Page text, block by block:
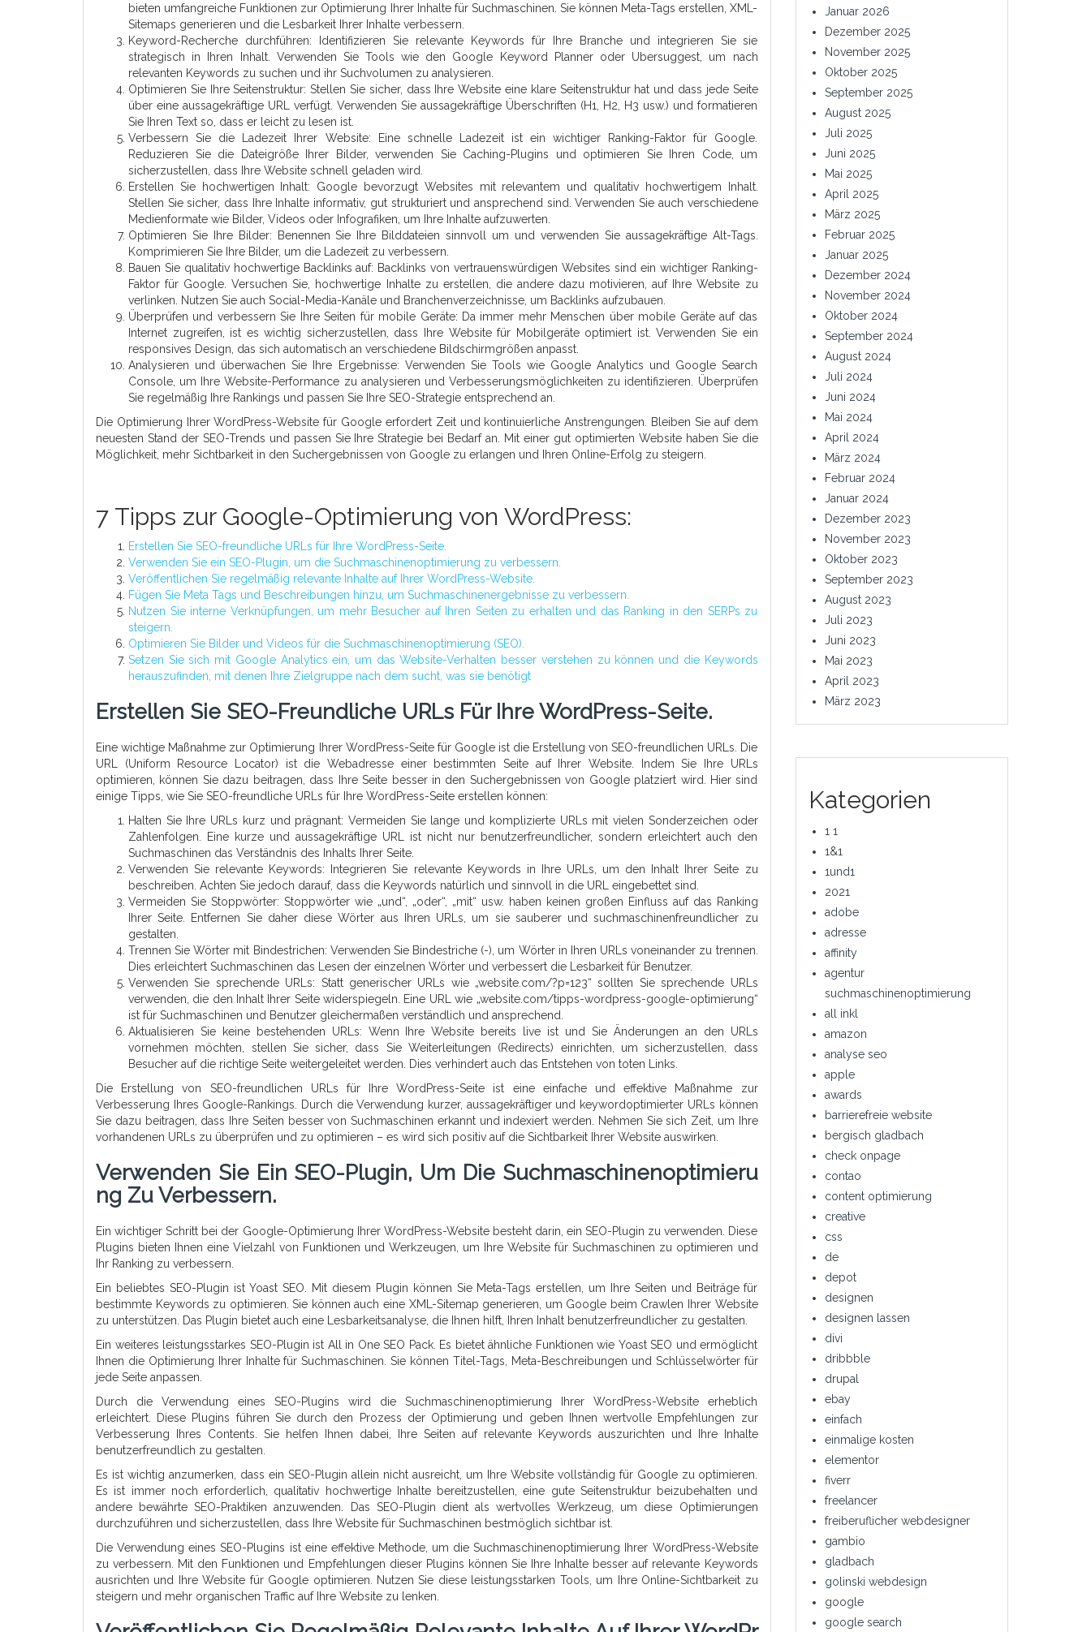
bieten umfangreiche Funktionen zur Optimierung Ihrer Inhalte für Suchmaschinen. Sie können Meta-Tags erstellen, XML-
Sitemaps generieren und die Lesbarkeit Ihrer Inhalte verbessern.
Keyword-Recherche durchführen: Identifizieren Sie relevante Keywords für Ihre Branche und integrieren Sie sie
strategisch in Ihren Inhalt. Verwenden Sie Tools wie den Google Keyword Planner oder Ubersuggest, um nach
relevanten Keywords zu suchen und ihr Suchvolumen zu analysieren.
Optimieren Sie Ihre Seitenstruktur: Stellen Sie sicher, dass Ihre Website eine klare Seitenstruktur hat und dass jede Seite
über eine aussagekräftige URL verfügt. Verwenden Sie aussagekräftige Überschriften (H1, H2, H3 usw.) und formatieren
Sie Ihren Text so, dass er leicht zu lesen ist.
Verbessern Sie die Ladezeit Ihrer Website: Eine schnelle Ladezeit ist ein wichtiger Ranking-Faktor für Google.
Reduzieren Sie die Dateigröße Ihrer Bilder, verwenden Sie Caching-Plugins und optimieren Sie Ihren Code, um
sicherzustellen, dass Ihre Website schnell geladen wird.
Erstellen Sie hochwertigen Inhalt: Google bevorzugt Websites mit relevantem und qualitativ hochwertigem Inhalt.
Stellen Sie sicher, dass Ihre Inhalte informativ, gut strukturiert und ansprechend sind. Verwenden Sie auch verschiedene
Medienformate wie Bilder, Videos oder Infografiken, um Ihre Inhalte aufzuwerten.
Optimieren Sie Ihre Bilder: Benennen Sie Ihre Bilddateien sinnvoll um und verwenden Sie aussagekräftige Alt-Tags.
Komprimieren Sie Ihre Bilder, um die Ladezeit zu verbessern.
Bauen Sie qualitativ hochwertige Backlinks auf: Backlinks von vertrauenswürdigen Websites sind ein wichtiger Ranking-
Faktor für Google. Versuchen Sie, hochwertige Inhalte zu erstellen, die andere dazu motivieren, auf Ihre Website zu
verlinken. Nutzen Sie auch Social-Media-Kanäle und Branchenverzeichnisse, um Backlinks aufzubauen.
Überprüfen und verbessern Sie Ihre Seiten für mobile Geräte: Da immer mehr Menschen über mobile Geräte auf das
Internet zugreifen, ist es wichtig sicherzustellen, dass Ihre Website für Mobilgeräte optimiert ist. Verwenden Sie ein
responsives Design, das sich automatisch an verschiedene Bildschirmgrößen anpasst.
Analysieren und überwachen Sie Ihre Ergebnisse: Verwenden Sie Tools wie Google Analytics und Google Search
Console, um Ihre Website-Performance zu analysieren und Verbesserungsmöglichkeiten zu identifizieren. Überprüfen
Sie regelmäßig Ihre Rankings und passen Sie Ihre SEO-Strategie entsprechend an.
Die Optimierung Ihrer WordPress-Website für Google erfordert Zeit und kontinuierliche Anstrengungen. Bleiben Sie auf dem
neuesten Stand der SEO-Trends und passen Sie Ihre Strategie bei Bedarf an. Mit einer gut optimierten Website haben Sie die
Möglichkeit, mehr Sichtbarkeit in den Suchergebnissen von Google zu erlangen und Ihren Online-Erfolg zu steigern.
7 Tipps zur Google-Optimierung von WordPress:
Erstellen Sie SEO-freundliche URLs für Ihre WordPress-Seite.
Verwenden Sie ein SEO-Plugin, um die Suchmaschinenoptimierung zu verbessern.
Veröffentlichen Sie regelmäßig relevante Inhalte auf Ihrer WordPress-Website.
Fügen Sie Meta Tags und Beschreibungen hinzu, um Suchmaschinenergebnisse zu verbessern.
Nutzen Sie interne Verknüpfungen, um mehr Besucher auf Ihren Seiten zu erhalten und das Ranking in den SERPs zu
steigern.
Optimieren Sie Bilder und Videos für die Suchmaschinenoptimierung (SEO).
Setzen Sie sich mit Google Analytics ein, um das Website-Verhalten besser verstehen zu können und die Keywords
herauszufinden, mit denen Ihre Zielgruppe nach dem sucht, was sie benötigt
Erstellen Sie SEO-Freundliche URLs Für Ihre WordPress-Seite.
Eine wichtige Maßnahme zur Optimierung Ihrer WordPress-Seite für Google ist die Erstellung von SEO-freundlichen URLs. Die
URL (Uniform Resource Locator) ist die Webadresse einer bestimmten Seite auf Ihrer Website. Indem Sie Ihre URLs
optimieren, können Sie dazu beitragen, dass Ihre Seite besser in den Suchergebnissen von Google platziert wird. Hier sind
einige Tipps, wie Sie SEO-freundliche URLs für Ihre WordPress-Seite erstellen können:
Halten Sie Ihre URLs kurz und prägnant: Vermeiden Sie lange und komplizierte URLs mit vielen Sonderzeichen oder
Zahlenfolgen. Eine kurze und aussagekräftige URL ist nicht nur benutzerfreundlicher, sondern erleichtert auch den
Suchmaschinen das Verständnis des Inhalts Ihrer Seite.
Verwenden Sie relevante Keywords: Integrieren Sie relevante Keywords in Ihre URLs, um den Inhalt Ihrer Seite zu
beschreiben. Achten Sie jedoch darauf, dass die Keywords natürlich und sinnvoll in die URL eingebettet sind.
Vermeiden Sie Stoppwörter: Stoppwörter wie „und“, „oder“, „mit“ usw. haben keinen großen Einfluss auf das Ranking
Ihrer Seite. Entfernen Sie daher diese Wörter aus Ihren URLs, um sie sauberer und suchmaschinenfreundlicher zu
gestalten.
Trennen Sie Wörter mit Bindestrichen: Verwenden Sie Bindestriche (-), um Wörter in Ihren URLs voneinander zu trennen.
Dies erleichtert Suchmaschinen das Lesen der einzelnen Wörter und verbessert die Lesbarkeit für Benutzer.
Verwenden Sie sprechende URLs: Statt generischer URLs wie „website.com/?p=123“ sollten Sie sprechende URLs
verwenden, die den Inhalt Ihrer Seite widerspiegeln. Eine URL wie „website.com/tipps-wordpress-google-optimierung“
ist für Suchmaschinen und Benutzer gleichermaßen verständlich und ansprechend.
Aktualisieren Sie keine bestehenden URLs: Wenn Ihre Website bereits live ist und Sie Änderungen an den URLs
vornehmen möchten, stellen Sie sicher, dass Sie Weiterleitungen (Redirects) einrichten, um sicherzustellen, dass
Besucher auf die richtige Seite weitergeleitet werden. Dies verhindert auch das Entstehen von toten Links.
Die Erstellung von SEO-freundlichen URLs für Ihre WordPress-Seite ist eine einfache und effektive Maßnahme zur
Verbesserung Ihres Google-Rankings. Durch die Verwendung kurzer, aussagekräftiger und keywordoptimierter URLs können
Sie dazu beitragen, dass Ihre Seiten besser von Suchmaschinen erkannt und indexiert werden. Nehmen Sie sich Zeit, um Ihre
vorhandenen URLs zu überprüfen und zu optimieren – es wird sich positiv auf die Sichtbarkeit Ihrer Website auswirken.
Verwenden Sie Ein SEO-Plugin, Um Die Suchmaschinenoptimieru
Ng Zu Verbessern.
Ein wichtiger Schritt bei der Google-Optimierung Ihrer WordPress-Website besteht darin, ein SEO-Plugin zu verwenden. Diese
Plugins bieten Ihnen eine Vielzahl von Funktionen und Werkzeugen, um Ihre Website für Suchmaschinen zu optimieren und
Ihr Ranking zu verbessern.
Ein beliebtes SEO-Plugin ist Yoast SEO. Mit diesem Plugin können Sie Meta-Tags erstellen, um Ihre Seiten und Beiträge für
bestimmte Keywords zu optimieren. Sie können auch eine XML-Sitemap generieren, um Google beim Crawlen Ihrer Website
zu unterstützen. Das Plugin bietet auch eine Lesbarkeitsanalyse, die Ihnen hilft, Ihren Inhalt benutzerfreundlicher zu gestalten.
Ein weiteres leistungsstarkes SEO-Plugin ist All in One SEO Pack. Es bietet ähnliche Funktionen wie Yoast SEO und ermöglicht
Ihnen die Optimierung Ihrer Inhalte für Suchmaschinen. Sie können Titel-Tags, Meta-Beschreibungen und Schlüsselwörter für
jede Seite anpassen.
Durch die Verwendung eines SEO-Plugins wird die Suchmaschinenoptimierung Ihrer WordPress-Website erheblich
erleichtert. Diese Plugins führen Sie durch den Prozess der Optimierung und geben Ihnen wertvolle Empfehlungen zur
Verbesserung Ihres Contents. Sie helfen Ihnen dabei, Ihre Seiten auf relevante Keywords auszurichten und Ihre Inhalte
benutzerfreundlich zu gestalten.
Es ist wichtig anzumerken, dass ein SEO-Plugin allein nicht ausreicht, um Ihre Website vollständig für Google zu optimieren.
Es ist immer noch erforderlich, qualitativ hochwertige Inhalte bereitzustellen, eine gute Seitenstruktur beizubehalten und
andere bewährte SEO-Praktiken anzuwenden. Das SEO-Plugin dient als wertvolles Werkzeug, um diese Optimierungen
durchzuführen und sicherzustellen, dass Ihre Website für Suchmaschinen bestmöglich sichtbar ist.
Die Verwendung eines SEO-Plugins ist eine effektive Methode, um die Suchmaschinenoptimierung Ihrer WordPress-Website
zu verbessern. Mit den Funktionen und Empfehlungen dieser Plugins können Sie Ihre Inhalte besser auf relevante Keywords
ausrichten und Ihre Website für Google optimieren. Nutzen Sie diese leistungsstarken Tools, um Ihre Online-Sichtbarkeit zu
steigern und mehr organischen Traffic auf Ihre Website zu lenken.
Januar 2026
Dezember 2025
November 2025
Oktober 2025
September 2025
August 2025
Juli 2025
Juni 2025
Mai 2025
April 2025
März 2025
Februar 2025
Januar 2025
Dezember 2024
November 2024
Oktober 2024
September 2024
August 2024
Juli 2024
Juni 2024
Mai 2024
April 2024
März 2024
Februar 2024
Januar 2024
Dezember 2023
November 2023
Oktober 2023
September 2023
August 2023
Juli 2023
Juni 2023
Mai 2023
April 2023
März 2023
Kategorien
1 1
1&1
1und1
2021
adobe
adresse
affinity
agentur
suchmaschinenoptimierung
all inkl
amazon
analyse seo
apple
awards
barrierefreie website
bergisch gladbach
check onpage
contao
content optimierung
creative
css
de
depot
designen
designen lassen
divi
dribbble
drupal
ebay
einfach
einmalige kosten
elementor
fiverr
freelancer
freiberuflicher webdesigner
gambio
gladbach
golinski webdesign
google
google search